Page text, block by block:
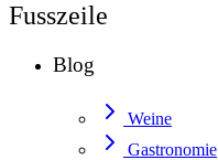
Fusszeile
Blog
Weine
Gastronomie